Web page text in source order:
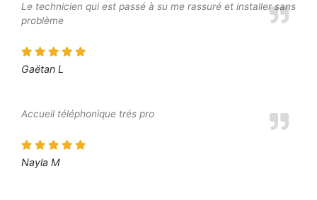
Le technicien qui est passé à su me rassuré et installer sans
problème
Gaëtan L
Accueil téléphonique trés pro
Nayla M